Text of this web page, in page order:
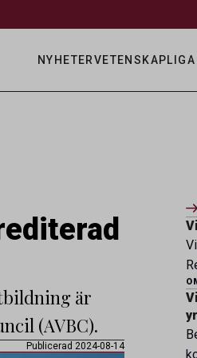
NYHETER
är
(AVBC).
Publicerad 2024-08-14